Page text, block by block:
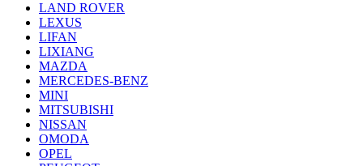
LAND ROVER
LEXUS
LIFAN
LIXIANG
MAZDA
MERCEDES-BENZ
MINI
MITSUBISHI
NISSAN
OMODA
OPEL